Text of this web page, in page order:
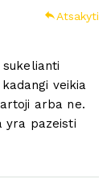
Atsakyti
veikia
arba ne.
yra pazeisti